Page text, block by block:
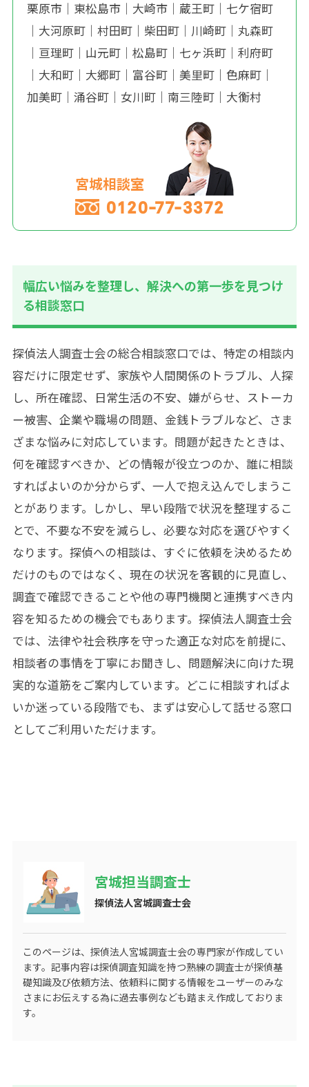
栗原市｜ 東松島市｜ 大崎市｜ 蔵王町｜ 七ケ宿町
｜ 大河原町｜ 村田町｜ 柴田町｜ 川崎町｜ 丸森町
｜ 亘理町｜ 山元町｜ 松島町｜ 七ヶ浜町｜ 利府町
｜ 大和町｜ 大郷町｜ 富谷町｜ 美里町｜ 色麻町｜
加美町｜ 涌谷町｜ 女川町｜ 南三陸町｜ 大衡村
宮城相談室
0120-77-3372
幅広い悩みを整理し、解決への第一歩を見つけ
る相談窓口
探偵法人調査士会の総合相談窓口では、特定の相談内
容だけに限定せず、家族や人間関係のトラブル、人探
し、所在確認、日常生活の不安、嫌がらせ、ストーカ
ー被害、企業や職場の問題、金銭トラブルなど、さま
ざまな悩みに対応しています。問題が起きたときは、
何を確認すべきか、どの情報が役立つのか、誰に相談
すればよいのか分からず、一人で抱え込んでしまうこ
とがあります。しかし、早い段階で状況を整理するこ
とで、不要な不安を減らし、必要な対応を選びやすく
なります。探偵への相談は、すぐに依頼を決めるため
だけのものではなく、現在の状況を客観的に見直し、
調査で確認できることや他の専門機関と連携すべき内
容を知るための機会でもあります。探偵法人調査士会
では、法律や社会秩序を守った適正な対応を前提に、
相談者の事情を丁寧にお聞きし、問題解決に向けた現
実的な道筋をご案内しています。どこに相談すればよ
いか迷っている段階でも、まずは安心して話せる窓口
としてご利用いただけます。
宮城担当調査士
探偵法人宮城調査士会
このページは、探偵法人宮城調査士会の専門家が作成してい
ます。記事内容は探偵調査知識を持つ熟練の調査士が探偵基
礎知識及び依頼方法、依頼料に関する情報をユーザーのみな
さまにお伝えする為に過去事例なども踏まえ作成しておりま
す。